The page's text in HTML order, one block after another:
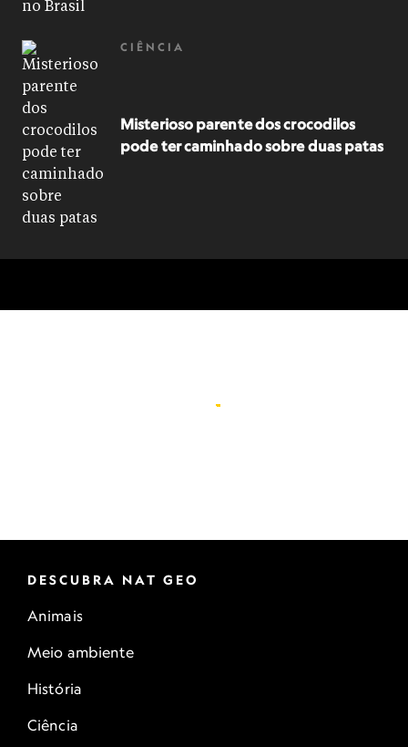
CIÊNCIA
Misterioso parente dos crocodilos
pode ter caminhado sobre duas patas
DESCUBRA NAT GEO
Animais
Meio ambiente
História
Ciência